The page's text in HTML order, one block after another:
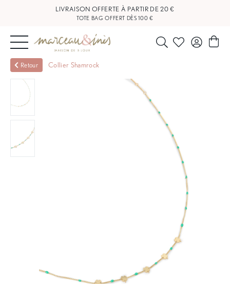
LIVRAISON OFFERTE À PARTIR DE 20 €
TOTE BAG OFFERT DÈS 100 €
NOUVEAUTÉS
BIJOUX
OUTLET
BLOG
Retour Collier Shamrock